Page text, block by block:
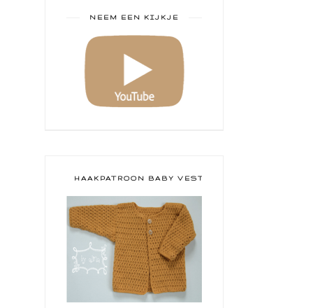
NEEM EEN KIJKJE
HAAKPATROON BABY VESTJE